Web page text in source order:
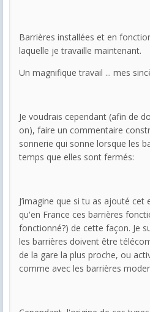
Barrières installées et en
laquelle je travaille maintenant.
Un magnifique travail ... mes
Je voudrais cependant (afin de
on), faire un commentaire
sonnerie qui sonne lorsque les
temps que elles sont fermés:
J’imagine que si tu as ajouté
qu'en France ces barrières
fonctionné?) de cette façon. Je
les barrières doivent être
de la gare la plus proche, ou
comme avec les barrières